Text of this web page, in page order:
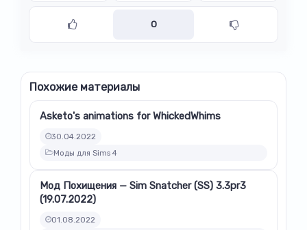
0
Похожие материалы
Asketo's animations for WhickedWhims
30.04.2022
Моды для Sims 4
Мод Похищения — Sim Snatcher (SS) 3.3pr3
(19.07.2022)
01.08.2022